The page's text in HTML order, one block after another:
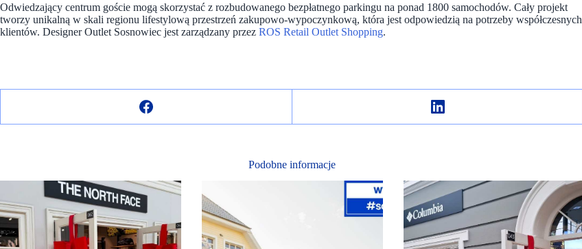
Odwiedzający centrum goście mogą skorzystać z rozbudowanego bezpłatnego parkingu na ponad 1800 samochodów. Cały projekt
tworzy unikalną w skali regionu lifestylową przestrzeń zakupowo-wypoczynkową, która jest odpowiedzią na potrzeby współczesnych
klientów. Designer Outlet Sosnowiec jest zarządzany przez ROS Retail Outlet Shopping.
Podobne informacje